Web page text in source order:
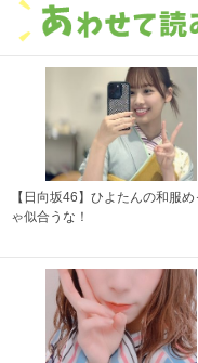
【日向坂46】ひよたんの和服め
ゃ似合うな！